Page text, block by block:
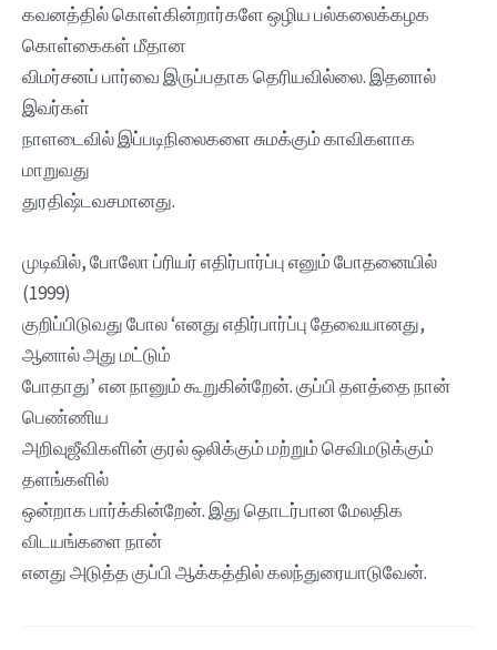
கவனத்தில் கொள்கின்றார்களே ஒழிய பல்கலைக்கழக
கொள்கைகள் மீதான
விமர்சனப் பார்வை இருப்பதாக தெரியவில்லை. இதனால்
இவர்கள்
நாளடைவில் இப்படிநிலைகளை சுமக்கும் காவிகளாக
மாறுவது
துரதிஷ்டவசமானது.
முடிவில், போலோ ப்ரியர் எதிர்பார்ப்பு எனும் போதனையில்
(1999)
குறிப்பிடுவது போல ‘எனது எதிர்பார்ப்பு தேவையானது,
ஆனால் அது மட்டும்
போதாது’ என நானும் கூறுகின்றேன். குப்பி தளத்தை நான்
பெண்ணிய
அறிவுஜீவிகளின் குரல் ஒலிக்கும் மற்றும் செவிமடுக்கும்
தளங்களில்
ஒன்றாக பார்க்கின்றேன். இது தொடர்பான மேலதிக
விடயங்களை நான்
எனது அடுத்த குப்பி ஆக்கத்தில் கலந்துரையாடுவேன்.